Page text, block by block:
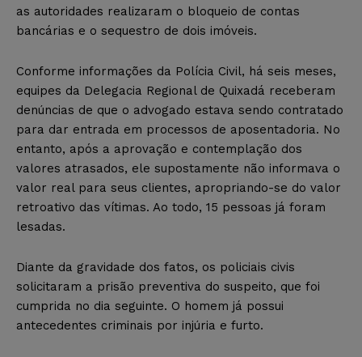
as autoridades realizaram o bloqueio de contas
bancárias e o sequestro de dois imóveis.
Conforme informações da Polícia Civil, há seis meses,
equipes da Delegacia Regional de Quixadá receberam
denúncias de que o advogado estava sendo contratado
para dar entrada em processos de aposentadoria. No
entanto, após a aprovação e contemplação dos
valores atrasados, ele supostamente não informava o
valor real para seus clientes, apropriando-se do valor
retroativo das vítimas. Ao todo, 15 pessoas já foram
lesadas.
Diante da gravidade dos fatos, os policiais civis
solicitaram a prisão preventiva do suspeito, que foi
cumprida no dia seguinte. O homem já possui
antecedentes criminais por injúria e furto.